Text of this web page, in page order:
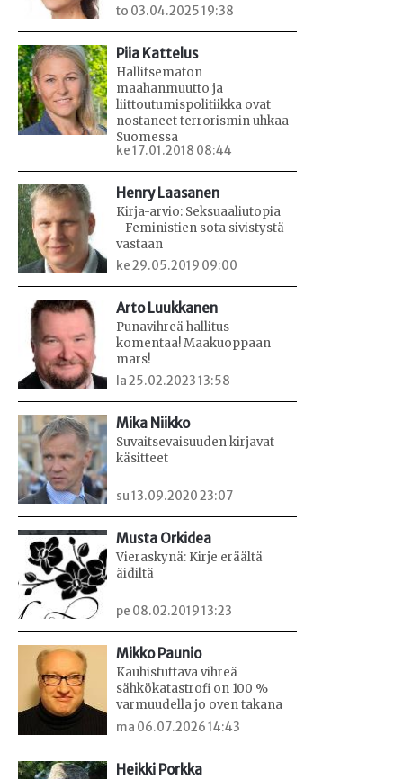
to 03.04.2025 19:38
Piia Kattelus
Hallitsematon
maahanmuutto ja
liittoutumispolitiikka ovat
nostaneet terrorismin uhkaa
Suomessa
ke 17.01.2018 08:44
Henry Laasanen
Kirja-arvio: Seksuaaliutopia
- Feministien sota sivistystä
vastaan
ke 29.05.2019 09:00
Arto Luukkanen
Punavihreä hallitus
komentaa! Maakuoppaan
mars!
la 25.02.2023 13:58
Mika Niikko
Suvaitsevaisuuden kirjavat
käsitteet
su 13.09.2020 23:07
Musta Orkidea
Vieraskynä: Kirje eräältä
äidiltä
pe 08.02.2019 13:23
Mikko Paunio
Kauhistuttava vihreä
sähkökatastrofi on 100 %
varmuudella jo oven takana
ma 06.07.2026 14:43
Heikki Porkka